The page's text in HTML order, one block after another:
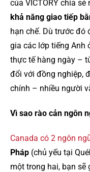
của VICTORY chia
khả năng giao tiếp
hạn chế. Dù trước đó
gia các lớp tiếng Anh
thực tế hàng ngày –
đổi với đồng nghiệp,
chính – nhiều người
Vì sao rào cản ngôn
Canada có 2 ngôn
Pháp (chủ yếu tại
một trong hai, bạn sẽ